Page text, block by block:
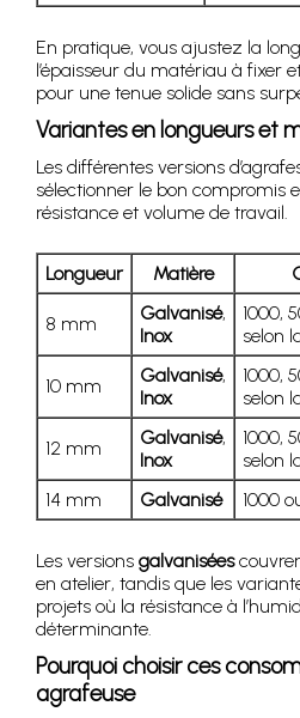
En pratique, vous ajustez la
l’épaisseur du matériau à fixer
pour une tenue solide sans
Variantes en longueurs et
Les différentes versions
sélectionner le bon compromis
résistance et volume de travail.
Longueur Matière
8 mm Galvanisé,
Inox
1000,
selon
10 mm Galvanisé,
Inox
1000,
selon
12 mm Galvanisé,
Inox
1000,
selon
14 mm
Galvanisé 1000
Les versions galvanisées
en atelier, tandis que les
projets où la résistance à
déterminante.
Pourquoi choisir ces
agrafeuse